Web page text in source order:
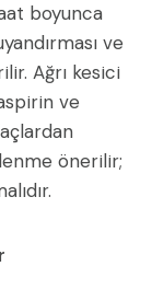
boyunca
ve
Ağrı kesici
ve
önerilir;